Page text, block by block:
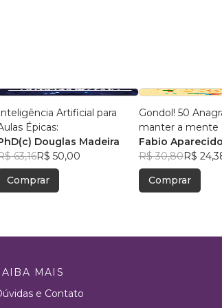
Inteligência Artificial para
Épicas:
Douglas Madeira
63,16R$ 50,00
Comprar
Gondol! 50
manter a mente
Fabio
R$ 30,80R$
Comprar
MAIS
e Contato